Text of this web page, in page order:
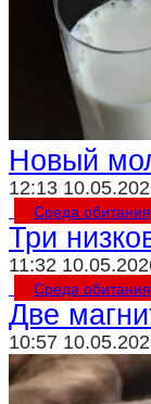
Спорт
Россия
Новый
12:13
Среда обитания
Три
11:32
Среда обитания
Две
10:57